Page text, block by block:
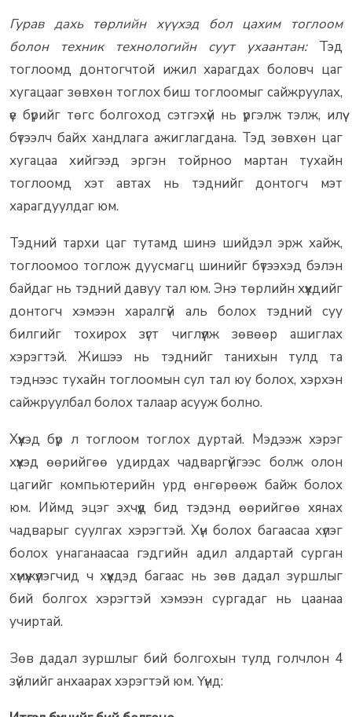
Гурав дахь төрлийн хүүхэд бол цахим тоглоом
болон техник технологийн суут ухаантан:Тэд
тоглоомд донтогчтой ижил харагдах боловч цаг
хугацааг зөвхөн тоглох биш тоглоомыг сайжруулах,
үе бүрийг төгс болгоход сэтгэхүй нь үргэлж тэлж, илүү
бүтээлч байх хандлага ажиглагдана. Тэд зөвхөн цаг
хугацаа хийгээд эргэн тойрноо мартан тухайн
тоглоомд хэт автах нь тэднийг донтогч мэт
харагдуулдаг юм.
Тэдний тархи цаг тутамд шинэ шийдэл эрж хайж,
тоглоомоо тоглож дуусмагц шинийг бүтээхэд бэлэн
байдаг нь тэдний давуу тал юм. Энэ төрлийн хүүхдийг
донтогч хэмээн харалгүй аль болох тэдний суу
билгийг тохирох зүгт чиглүүлж зөвөөр ашиглах
хэрэгтэй. Жишээ нь тэднийг танихын тулд та
тэднээс тухайн тоглоомын сул тал юу болох, хэрхэн
сайжруулбал болох талаар асууж болно.
Хүүхэд бүр л тоглоом тоглох дуртай. Мэдээж хэрэг
хүүхэд өөрийгөө удирдах чадваргүйгээс болж олон
цагийг компьютерийн урд өнгөрөөж байж болох
юм. Иймд эцэг эхчүүд бид тэдэнд өөрийгөө хянах
чадварыг суулгах хэрэгтэй. Хүн болох багаасаа хүлэг
болох унаганаасаа гэдгийн адил алдартай сурган
хүмүүжүүлэгчид ч хүүхдэд багаас нь зөв дадал зуршлыг
бий болгох хэрэгтэй хэмээн сургадаг нь цаанаа
учиртай.
Зөв дадал зуршлыг бий болгохын тулд голчлон 4
зүйлийг анхаарах хэрэгтэй юм. Үүнд: